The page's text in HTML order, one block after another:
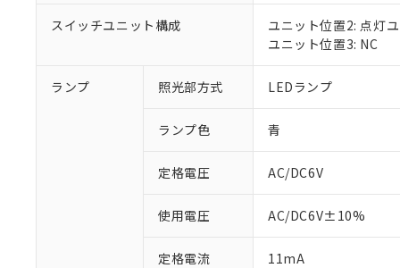
スイッチユニット構成
ユニット位置2: 点灯
ユニット位置3: NC
ランプ 照光部方式 LEDランプ
ランプ色 青
定格電圧 AC/DC6V
使用電圧 AC/DC6V±10%
定格電流 11mA
ご利用条件
本サービス
くものです。
当社制御機
在庫状況お
対応済み：EU
対応予定：EU
対応予定なし：
非該当品：ライセ
仕入先様の事情に
*EU RoHS指令（10物質
鉛(Pb) 1000ppm以下、
六価クロム(Cr(Ⅵ))
フタル酸ビス(2-エチル
ル（DBP） 1000ppm
但し、RoHS指令で産業
フタル酸エステル類の
※1 中国
「×」：最大均質
「－」：未確認で
Pb(鉛) :1000ppm、 Hg(
DEHP(フタル酸ビス(2-
当社は、こ
う）を輸出
などの必要
当社は規制
記
号
○ 一定数